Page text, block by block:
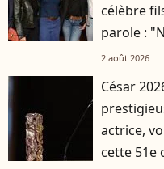
célèbre
parole :
2 août 2026
César
actrice,
cette 51e